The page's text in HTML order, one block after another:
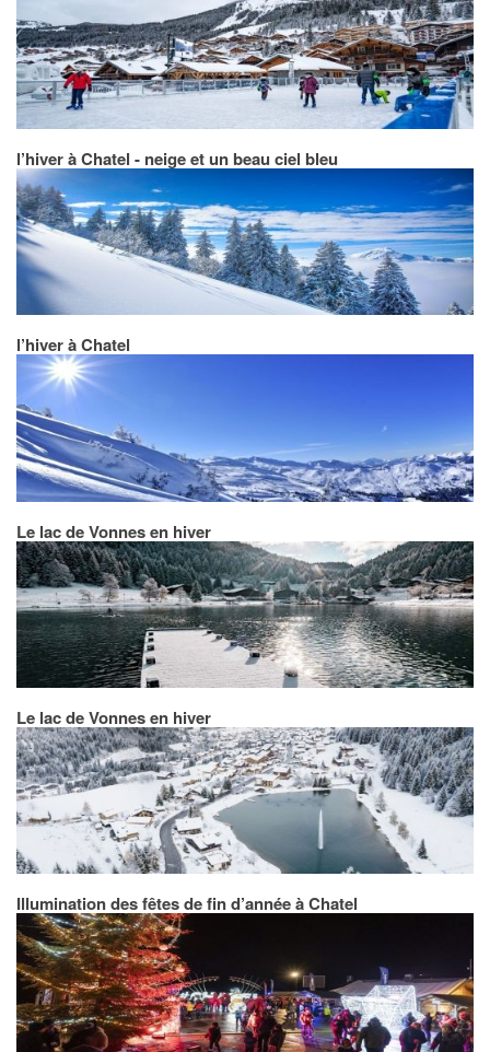
l’hiver à Chatel - neige et un beau ciel bleu
l’hiver à Chatel
Le lac de Vonnes en hiver
Le lac de Vonnes en hiver
Illumination des fêtes de fin d’année à Chatel